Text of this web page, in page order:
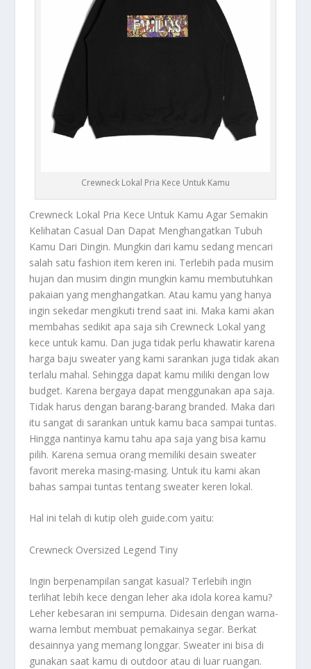
Crewneck Lokal Pria Kece Untuk Kamu
Crewneck Lokal Pria Kece Untuk Kamu Agar Semakin
Kelihatan Casual Dan Dapat Menghangatkan Tubuh
Kamu Dari Dingin. Mungkin dari kamu sedang mencari
salah satu fashion item keren ini. Terlebih pada musim
hujan dan musim dingin mungkin kamu membutuhkan
pakaian yang menghangatkan. Atau kamu yang hanya
ingin sekedar mengikuti trend saat ini. Maka kami akan
membahas sedikit apa saja sih Crewneck Lokal yang
kece untuk kamu. Dan juga tidak perlu khawatir karena
harga baju sweater yang kami sarankan juga tidak akan
terlalu mahal. Sehingga dapat kamu miliki dengan low
budget. Karena bergaya dapat menggunakan apa saja.
Tidak harus dengan barang-barang branded. Maka dari
itu sangat di sarankan untuk kamu baca sampai tuntas.
Hingga nantinya kamu tahu apa saja yang bisa kamu
pilih. Karena semua orang memiliki desain sweater
favorit mereka masing-masing. Untuk itu kami akan
bahas sampai tuntas tentang sweater keren lokal.
Hal ini telah di kutip oleh guide.com yaitu:
Crewneck Oversized Legend Tiny
Ingin berpenampilan sangat kasual? Terlebih ingin
terlihat lebih kece dengan leher aka idola korea kamu?
Leher kebesaran ini sempurna. Didesain dengan warna-
warna lembut membuat pemakainya segar. Berkat
desainnya yang memang longgar. Sweater ini bisa di
gunakan saat kamu di outdoor atau di luar ruangan.